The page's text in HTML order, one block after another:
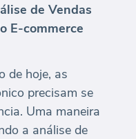
de Vendas
E-commerce
de hoje, as
precisam se
Uma maneira
a análise de